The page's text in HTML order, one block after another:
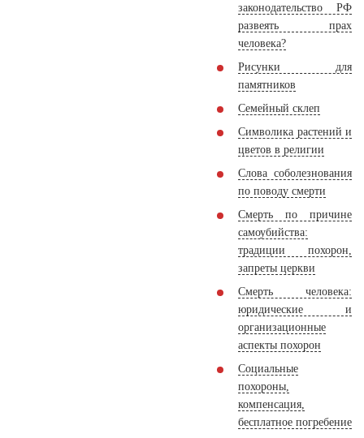
законодательство РФ
развеять прах
человека?
Рисунки для
памятников
Семейный склеп
Символика растений и
цветов в религии
Слова соболезнования
по поводу смерти
Смерть по причине
самоубийства:
традиции похорон,
запреты церкви
Смерть человека:
юридические и
организационные
аспекты похорон
Социальные
похороны,
компенсация,
бесплатное погребение